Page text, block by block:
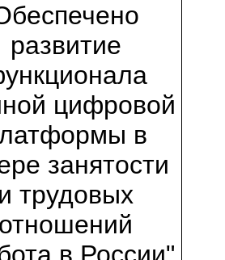
развитие
цифровой
в
занятости
и трудовых
отношений